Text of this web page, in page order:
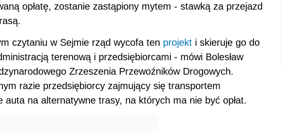
opłatę, zostanie zastąpiony mytem - stawką za przejazd
czytaniu w Sejmie rząd wycofa ten projekt i skieruje go do
terenową i przedsiębiorcami - mówi Bolesław
Zrzeszenia Przewoźników Drogowych.
razie przedsiębiorcy zajmujący się transportem
auta na alternatywne trasy, na których ma nie być opłat.